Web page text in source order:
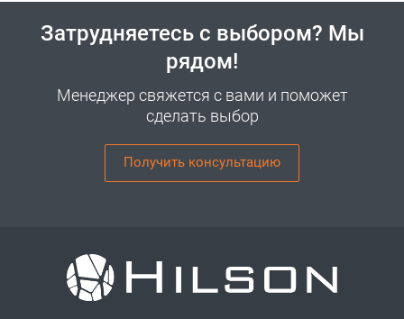
Затрудняетесь с выбором? Мы
рядом!
Менеджер свяжется с вами и поможет
сделать выбор
Получить консультацию